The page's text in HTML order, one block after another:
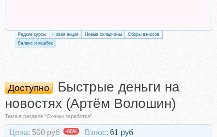
Редкие курсы Новая акция Новые складчины
Сборы взносов
Баланс и кешбек
Доступно
Быстрые деньги на
новостях (Артём Волошин)
Тема в разделе "Схемы заработка"
Цена: 500 руб -88% Взнос: 61 руб